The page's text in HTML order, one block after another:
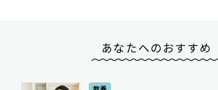
あなたへのおすすめ